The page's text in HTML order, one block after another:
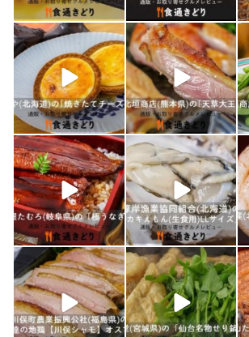
1月 21 1月 19
shokutuu_kidori
1月 17
shokutuu_kidori
1月 16
shokutuu_kidori
1月 10
shokutuu_kidori
1月 9
shokutuu_kidori shokutuu_kidori